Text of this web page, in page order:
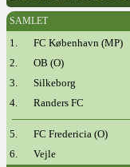
SAMLET
1. FC København (MP)
2.
OB (O)
3.
Silkeborg
4.
Randers FC
5. FC Fredericia (O)
6.
Vejle